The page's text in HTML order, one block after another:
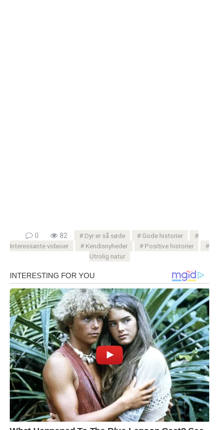
0 82 Dyr er så søde
Gode ​​historier
Interessante videoer
Kendisnyheder
Positive historier
Utrolig natur